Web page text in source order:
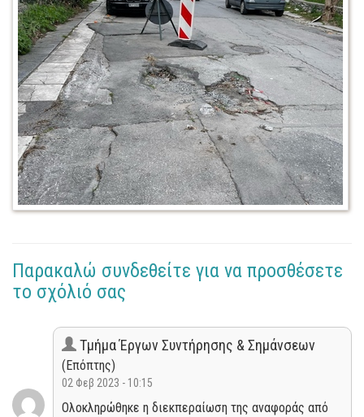
Παρακαλώ συνδεθείτε για να προσθέσετε
το σχόλιό σας
Τμήμα Έργων Συντήρησης & Σημάνσεων
(Επόπτης)
02 Φεβ 2023 - 10:15
Ολοκληρώθηκε η διεκπεραίωση της αναφοράς από